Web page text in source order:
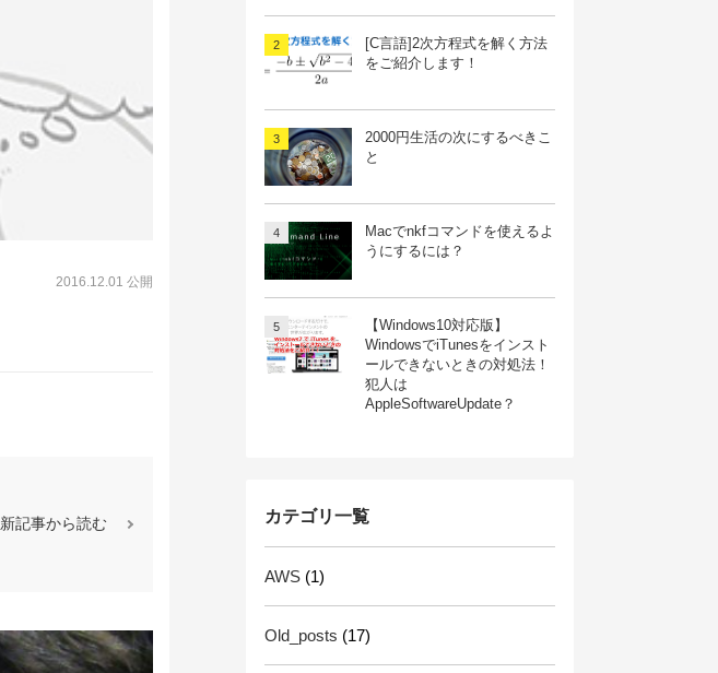
2016.12.01 公開
記事から読む
[C言語]2次方程式を解く方法
をご紹介します！
2000円生活の次にするべきこ
と
Macでnkfコマンドを使えるよ
うにするには？
【Windows10対応版】
WindowsでiTunesをインスト
ールできないときの対処法！
犯人は
AppleSoftwareUpdate？
カテゴリ一覧
AWS (1)
Old_posts (17)